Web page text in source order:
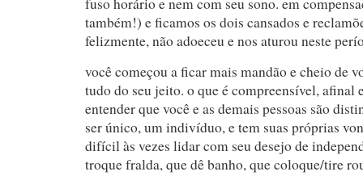
também!) e ficamos os dois cansados e
felizmente, não adoeceu e nos aturou neste
você começou a ficar mais mandão e cheio de
tudo do seu jeito. o que é compreensível, afinal
entender que você e as demais pessoas são
ser único, um indivíduo, e tem suas próprias
difícil às vezes lidar com seu desejo de
troque fralda, que dê banho, que coloque/tire